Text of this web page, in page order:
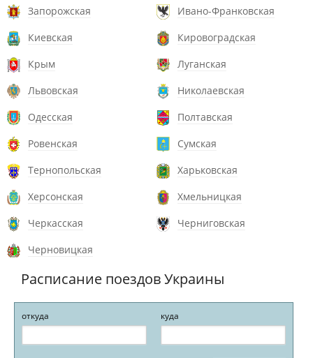
Запорожская
Ивано-Франковская
Киевская
Кировоградская
Крым
Луганская
Львовская
Николаевская
Одесская
Полтавская
Ровенская
Сумская
Тернопольская
Харьковская
Херсонская
Хмельницкая
Черкасская
Черниговская
Черновицкая
Расписание поездов Украины
откуда куда